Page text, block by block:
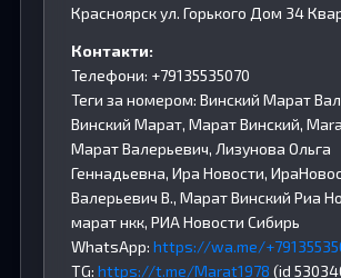
Красноярск ул. Горького Дом 34
Контакти:
Телефони: +79135535070
Теги за номером: Винский Марат
Винский Марат, Марат Винский,
Марат Валерьевич, Лизунова Ольга
Геннадьевна, Ира Новости,
Валерьевич В., Марат Винский Риа
марат нкк, РИА Новости Сибирь
WhatsApp: https://wa.me/
TG: https://t.me/Marat1978 (id